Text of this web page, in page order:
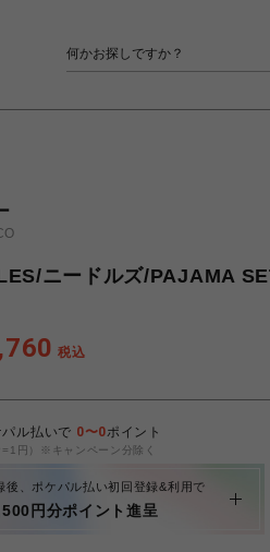
ニードルズ/PAJAMA
税込
ル払いで 0〜0ポイント
円）※キャンペーン分除く
後、ポケパル払い初回登録&利用で
円分ポイント進呈